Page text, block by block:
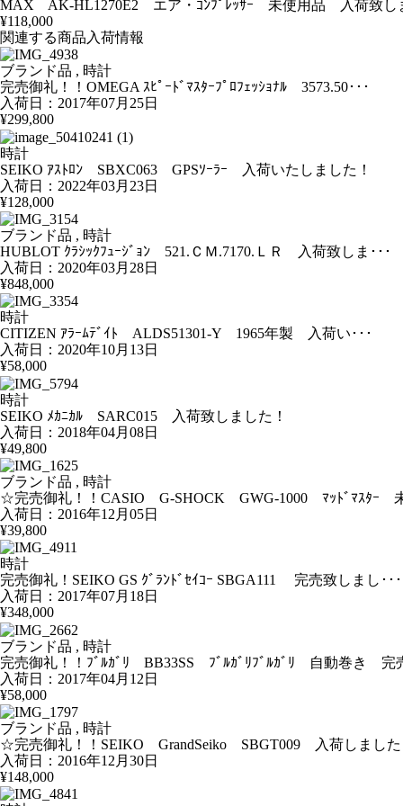
MAX AK-HL1270E2 エア・ｺﾝﾌﾟﾚｯｻｰ 未使用品 入荷致し
¥118,000
関連する商品入荷情報
ブランド品 , 時計
完売御礼！！OMEGA ｽﾋﾟｰﾄﾞﾏｽﾀｰﾌﾟﾛﾌｪｯｼｮﾅﾙ 3573.50･･･
入荷日：2017年07月25日
¥299,800
時計
SEIKO ｱｽﾄﾛﾝ SBXC063 GPSｿｰﾗｰ 入荷いたしました！
入荷日：2022年03月23日
¥128,000
ブランド品 , 時計
HUBLOT ｸﾗｼｯｸﾌｭｰｼﾞｮﾝ 521.ＣＭ.7170.ＬＲ 入荷致しま･･･
入荷日：2020年03月28日
¥848,000
時計
CITIZEN ｱﾗｰﾑﾃﾞｲﾄ ALDS51301-Y 1965年製 入荷い･･･
入荷日：2020年10月13日
¥58,000
時計
SEIKO ﾒｶﾆｶﾙ SARC015 入荷致しました！
入荷日：2018年04月08日
¥49,800
ブランド品 , 時計
☆完売御礼！！CASIO G-SHOCK GWG-1000 ﾏｯﾄﾞﾏｽﾀｰ
入荷日：2016年12月05日
¥39,800
時計
完売御礼！SEIKO GS ｸﾞﾗﾝﾄﾞｾｲｺｰ SBGA111 完売致しまし･･･
入荷日：2017年07月18日
¥348,000
ブランド品 , 時計
完売御礼！！ﾌﾞﾙｶﾞﾘ BB33SS ﾌﾞﾙｶﾞﾘﾌﾞﾙｶﾞﾘ 自動巻き 完
入荷日：2017年04月12日
¥58,000
ブランド品 , 時計
☆完売御礼！！SEIKO GrandSeiko SBGT009 入荷しました
入荷日：2016年12月30日
¥148,000